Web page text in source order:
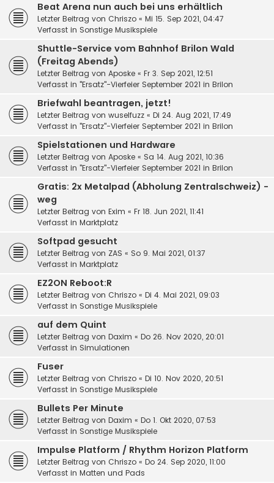
Beat Arena nun auch bei uns erhältlich
Letzter Beitrag von Chriszo « Mi 15. Sep 2021, 04:47
Verfasst in Sonstige Musikspiele
Shuttle-Service vom Bahnhof Brilon Wald
(Freitag Abends)
Letzter Beitrag von Aposke « Fr 3. Sep 2021, 12:51
Verfasst in "Ersatz"-Vierfeier September 2021 in Brilon
Briefwahl beantragen, jetzt!
Letzter Beitrag von wuselfuzz « Di 24. Aug 2021, 17:49
Verfasst in "Ersatz"-Vierfeier September 2021 in Brilon
Spielstationen und Hardware
Letzter Beitrag von Aposke « Sa 14. Aug 2021, 10:36
Verfasst in "Ersatz"-Vierfeier September 2021 in Brilon
Gratis: 2x Metalpad (Abholung Zentralschweiz) -
weg
Letzter Beitrag von Exim « Fr 18. Jun 2021, 11:41
Verfasst in Marktplatz
Softpad gesucht
Letzter Beitrag von ZAS « So 9. Mai 2021, 01:37
Verfasst in Marktplatz
EZ2ON Reboot:R
Letzter Beitrag von Chriszo « Di 4. Mai 2021, 09:03
Verfasst in Sonstige Musikspiele
auf dem Quint
Letzter Beitrag von Daxim « Do 26. Nov 2020, 20:01
Verfasst in Simulationen
Fuser
Letzter Beitrag von Chriszo « Di 10. Nov 2020, 20:51
Verfasst in Sonstige Musikspiele
Bullets Per Minute
Letzter Beitrag von Daxim « Do 1. Okt 2020, 07:53
Verfasst in Sonstige Musikspiele
Impulse Platform / Rhythm Horizon Platform
Letzter Beitrag von Chriszo « Do 24. Sep 2020, 11:00
Verfasst in Matten und Pads